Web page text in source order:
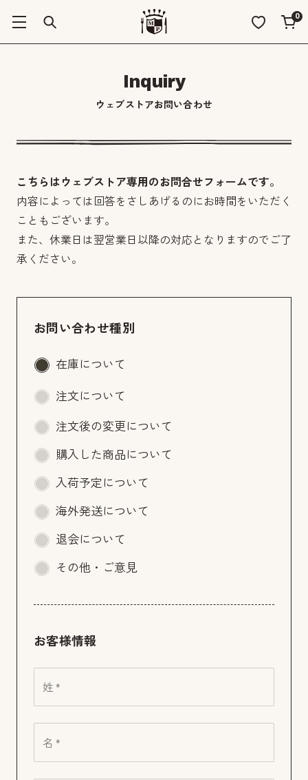
0
Inquiry
ウェブストアお問い合わせ
こちらはウェブストア専用のお問合せフォームです。
内容によっては回答をさしあげるのにお時間をいただく
こともございます。
また、休業日は翌営業日以降の対応となりますのでご了
承ください。
お問い合わせ種別
在庫について
注文について
注文後の変更について
購入した商品について
入荷予定について
海外発送について
退会について
その他・ご意見
お客様情報
姓 *
名 *